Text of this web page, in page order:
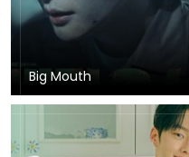
Big Mouth